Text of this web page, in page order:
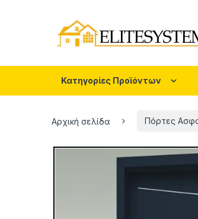
Κατηγορίες Προϊόντων
Αρχική σελίδα Πόρτες